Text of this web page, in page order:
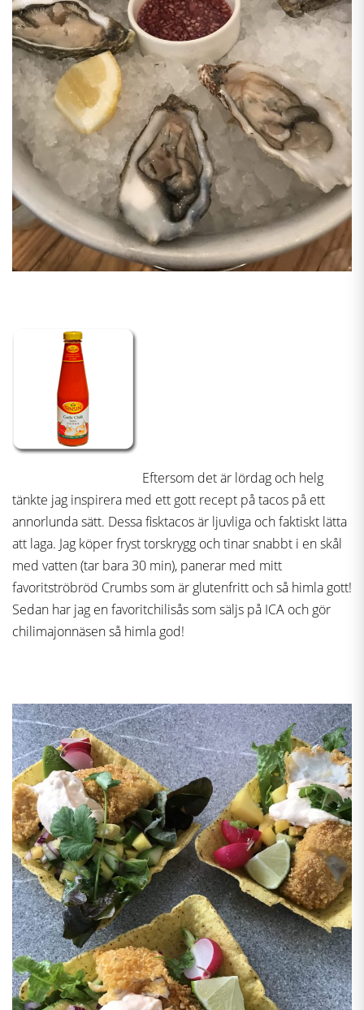
Eftersom det är lördag och helg
tänkte jag inspirera med ett gott recept på tacos på ett
annorlunda sätt. Dessa fisktacos är ljuvliga och faktiskt lätta
att laga. Jag köper fryst torskrygg och tinar snabbt i en skål
med vatten (tar bara 30 min), panerar med mitt
favoritströbröd Crumbs som är glutenfritt och så himla gott!
Sedan har jag en favoritchilisås som säljs på ICA och gör
chilimajonnäsen så himla god!